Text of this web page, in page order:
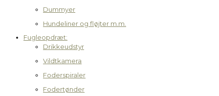
Dummyer
Hundeliner og fløjter m.m.
Fugleopdræt:
Drikkeudstyr
Vildtkamera
Foderspiraler
Fodertønder